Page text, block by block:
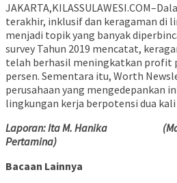
terakhir, inklusif dan keragaman di
menjadi topik yang banyak
survey Tahun 2019 mencatat,
telah berhasil meningkatkan profit
persen. Sementara itu, Worth
perusahaan yang mengedepankan
lingkungan kerja berpotensi dua
Laporan: Ita M. Hanika
Pertamina)
Bacaan Lainnya